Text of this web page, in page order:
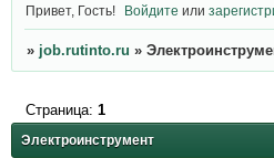
Привет, Гость! Войдите или
» job.rutinto.ru »
Электроинструмент
Страница: 1